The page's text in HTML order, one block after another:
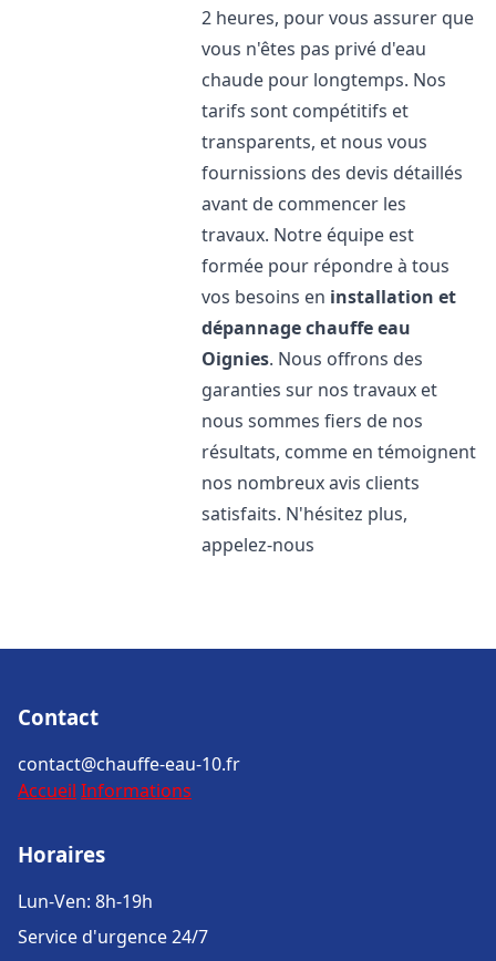
2 heures, pour vous assurer que
vous n'êtes pas privé d'eau
chaude pour longtemps. Nos
tarifs sont compétitifs et
transparents, et nous vous
fournissions des devis détaillés
avant de commencer les
travaux. Notre équipe est
formée pour répondre à tous
vos besoins en installation et
dépannage chauffe eau
Oignies. Nous offrons des
garanties sur nos travaux et
nous sommes fiers de nos
résultats, comme en témoignent
nos nombreux avis clients
satisfaits. N'hésitez plus,
appelez-nous
Contact
contact@chauffe-eau-10.fr
Accueil Informations
Horaires
Lun-Ven: 8h-19h
Service d'urgence 24/7